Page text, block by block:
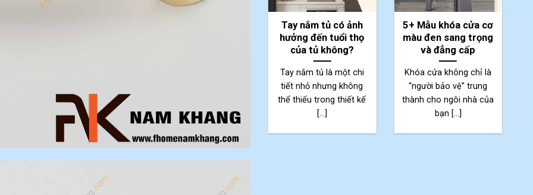
Tay nắm tủ có ảnh
hưởng đến tuổi thọ
của tủ không?
Tay nắm tủ là một chi
tiết nhỏ nhưng không
thể thiếu trong thiết kế
[...]
5+ Mẫu khóa cửa cơ
màu đen sang trọng
và đẳng cấp
Khóa cửa không chỉ là
“người bảo vệ” trung
thành cho ngôi nhà của
bạn [...]
Tết Nguyên Đán 2025
đang tới gần, không khí
lễ hội đã tràn ngập khắp